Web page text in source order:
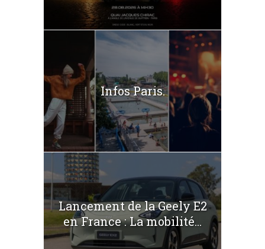
Infos Paris.
Lancement de la Geely E2
en France : La mobilité...